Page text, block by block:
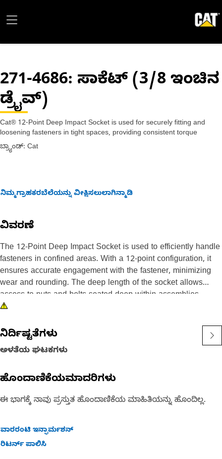
271-4686: ಸಾಕೆಟ್ (3/8 ಇಂಚಿನ
ಡ್ರೈವ್)
Cat® 12-Point Deep Impact Socket is used for securely fitting and
loosening fasteners in tight spaces, providing consistent torque
ಬ್ರ್ಯಾಂಡ್: Cat
ನಿಮ್ಮಗ್ರಾಹಕರಬೆಲೆಯನ್ನು ವೀಕ್ಷಿಸಲುಲಾಗಿನ್ಮಾಡಿ
ವಿವರಣೆ
The 12-Point Deep Impact Socket is used to efficiently handle
fasteners in confined areas. With a 12-point configuration, it
ensures accurate engagement with the fastener, minimizing
wear and rounding. The deep length of the socket allows
access to nuts and bolts seated deep within assemblies,
offering extended reach. Its build is optimized for durability
use.
Attributes:
• 3/8 inch square drive interface for secure tool attachment.
• Deep length build allows access to fasteners in deep or
Applications:
ನಿರ್ದಿಷ್ಟತೆಗಳು
ಅಳತೆಯ ಘಟಕಗಳು
ಹೊಂದಾಣಿಕೆಯಮಾದರಿಗಳು
ಈ ಭಾಗಕ್ಕೆ ನಾವು ಪ್ರಸ್ತುತ ಹೊಂದಾಣಿಕೆಯ ಮಾಹಿತಿಯನ್ನು ಹೊಂದಿಲ್ಲ.
ವಾರರಂಟಿ ಇನ್ಫಾರ್ಮಶನ್
ರಿಟರ್ನ್ ಪಾಲಿಸಿ